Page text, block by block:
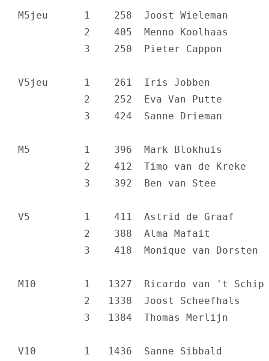
M5jeu      1    258  Joost Wieleman
2    405  Menno Koolhaas
3    250  Pieter Cappon
V5jeu      1    261  Iris Jobben
2    252  Eva Van Putte
3    424  Sanne Drieman
M5         1    396  Mark Blokhuis
2    412  Timo van de Kreke
3    392  Ben van Stee
V5         1    411  Astrid de Graaf
2    388  Alma Mafait
3    418  Monique van Dorsten
M10        1   1327  Ricardo van 't
2   1338  Joost Scheefhals
3   1384  Thomas Merlijn
V10        1   1436  Sanne Sibbald